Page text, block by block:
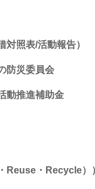
対照表/活動報告）
防災委員会
動推進補助金
Reuse・Recycle）